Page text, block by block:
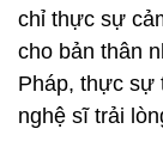
chỉ thực sự
cho bản thân
Pháp, thực sự
nghệ sĩ trải